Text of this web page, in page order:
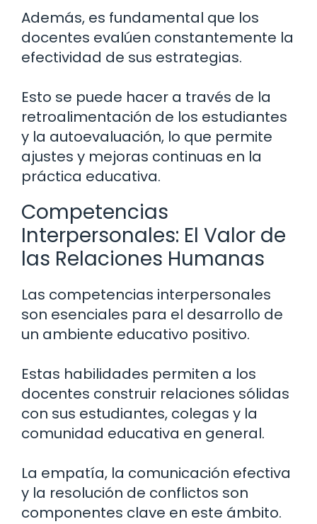
Además, es fundamental que los
docentes evalúen constantemente la
efectividad de sus estrategias.
Esto se puede hacer a través de la
retroalimentación de los estudiantes
y la autoevaluación, lo que permite
ajustes y mejoras continuas en la
práctica educativa.
Competencias
Interpersonales: El Valor de
las Relaciones Humanas
Las competencias interpersonales
son esenciales para el desarrollo de
un ambiente educativo positivo.
Estas habilidades permiten a los
docentes construir relaciones sólidas
con sus estudiantes, colegas y la
comunidad educativa en general.
La empatía, la comunicación efectiva
y la resolución de conflictos son
componentes clave en este ámbito.